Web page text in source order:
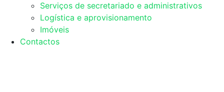
Serviços de secretariado e administrativos
Logística e aprovisionamento
Imóveis
Contactos